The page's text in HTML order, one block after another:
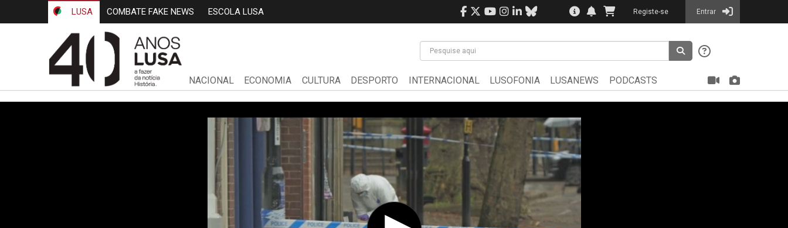
LUSA COMBATE FAKE NEWS ESCOLA LUSA Registe-se Entrar
NACIONAL ECONOMIA CULTURA DESPORTO INTERNACIONAL LUSOFONIA LUSANEWS PODCASTS